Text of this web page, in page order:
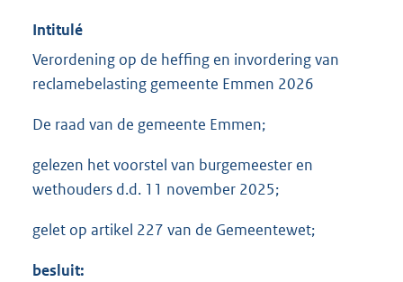
Intitulé
Verordening op de heffing en invordering van
reclamebelasting gemeente Emmen 2026
De raad van de gemeente Emmen;
gelezen het voorstel van burgemeester en
wethouders d.d. 11 november 2025;
gelet op artikel 227 van de Gemeentewet;
besluit: